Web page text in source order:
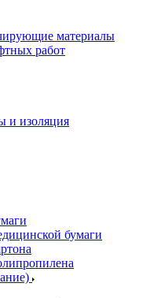
материалы
работ
и изоляция
бумаги